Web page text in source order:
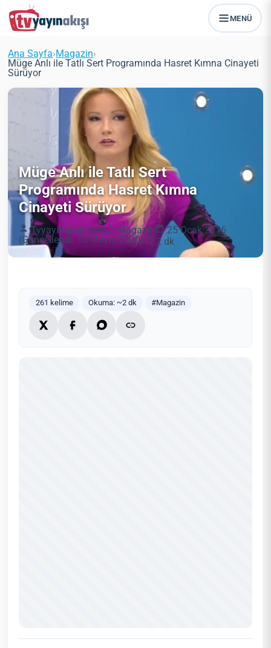
MENÜ
Ana Sayfa›Magazin›
Müge Anlı ile Tatlı Sert Programında Hasret Kımna Cinayeti
Sürüyor
Müge Anlı ile Tatlı Sert
Programında Hasret Kımna
Cinayeti Sürüyor
Tvyayinakisi.com Magazin
25 Ocak 2016
(Güncellendi: 15 Mayıs 2020)
2 dk
261 kelime Okuma: ~2 dk #Magazin